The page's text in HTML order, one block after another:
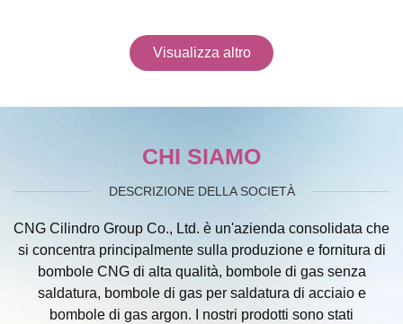
Visualizza altro
CHI SIAMO
DESCRIZIONE DELLA SOCIETÀ
CNG Cilindro Group Co., Ltd. è un'azienda consolidata che
si concentra principalmente sulla produzione e fornitura di
bombole CNG di alta qualità, bombole di gas senza
saldatura, bombole di gas per saldatura di acciaio e
bombole di gas argon. I nostri prodotti sono stati